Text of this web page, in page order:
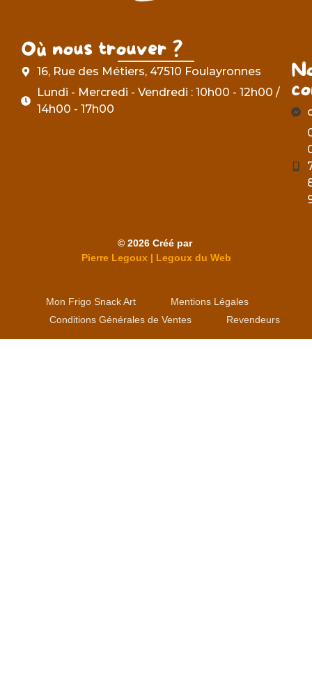
Où nous trouver ?
16, Rue des Métiers, 47510 Foulayronnes
Lundi - Mercredi - Vendredi : 10h00 - 12h00 /
14h00 - 17h00
© 2026 Créé par
Pierre Legoux | Legoux du Web
Mon Frigo Snack Art
Mentions Légales
Conditions Générales de Ventes
Revendeurs